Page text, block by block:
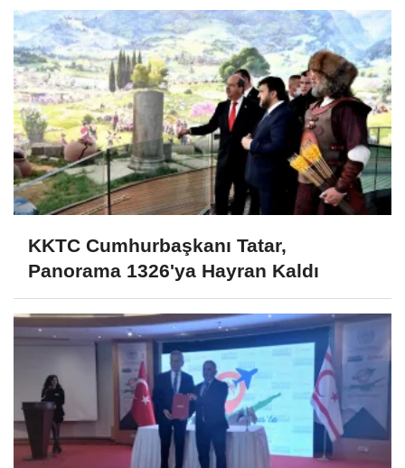
KKTC Cumhurbaşkanı Tatar,
Panorama 1326'ya Hayran Kaldı